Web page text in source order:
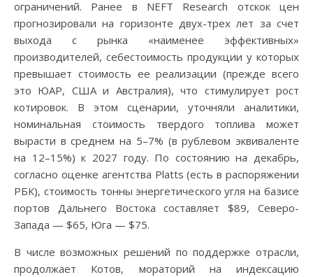
ограничений. Ранее в NEFT Research отскок цен
прогнозировали на горизонте двух-трех лет за счет
выхода с рынка «наименее эффективных»
производителей, себестоимость продукции у которых
превышает стоимость ее реализации (прежде всего
это ЮАР, США и Австралия), что стимулирует рост
котировок. В этом сценарии, уточняли аналитики,
номинальная стоимость твердого топлива может
вырасти в среднем на 5–7% (в рублевом эквиваленте
на 12–15%) к 2027 году. По состоянию на декабрь,
согласно оценке агентства Platts (есть в распоряжении
РБК), стоимость тонны энергетического угля на базисе
портов Дальнего Востока составляет $89, Северо-
Запада — $65, Юга — $75.
В числе возможных решений по поддержке отрасли,
продолжает Котов, мораторий на индексацию